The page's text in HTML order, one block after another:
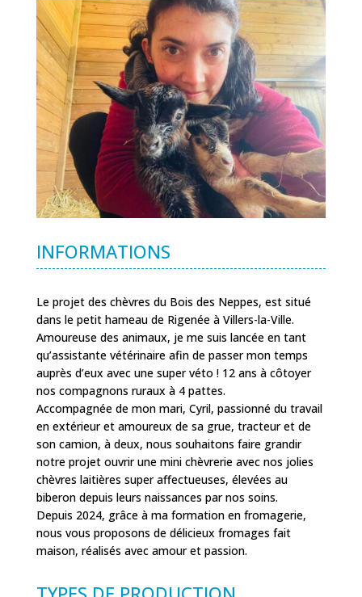
INFORMATIONS
Le projet des chèvres du Bois des Neppes, est situé
dans le petit hameau de Rigenée à Villers-la-Ville.
Amoureuse des animaux, je me suis lancée en tant
qu’assistante vétérinaire afin de passer mon temps
auprès d’eux avec une super véto ! 12 ans à côtoyer
nos compagnons ruraux à 4 pattes.
Accompagnée de mon mari, Cyril, passionné du travail
en extérieur et amoureux de sa grue, tracteur et de
son camion, à deux, nous souhaitons faire grandir
notre projet ouvrir une mini chèvrerie avec nos jolies
chèvres laitières super affectueuses, élevées au
biberon depuis leurs naissances par nos soins.
Depuis 2024, grâce à ma formation en fromagerie,
nous vous proposons de délicieux fromages fait
maison, réalisés avec amour et passion.